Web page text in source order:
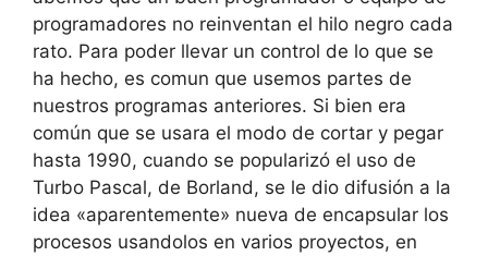
programadores no reinventan el hilo negro cada
rato. Para poder llevar un control de lo que se
ha hecho, es comun que usemos partes de
nuestros programas anteriores. Si bien era
común que se usara el modo de cortar y pegar
hasta 1990, cuando se popularizó el uso de
Turbo Pascal, de Borland, se le dio difusión a la
idea «aparentemente» nueva de encapsular los
procesos usandolos en varios proyectos, en